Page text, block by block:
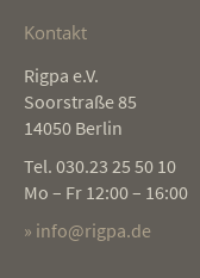
Kontakt
Rigpa e.V.
Soorstraße 85
14050 Berlin
Tel. 030.23 25 50 10
Mo – Fr 12:00 – 16:00
» info@rigpa.de